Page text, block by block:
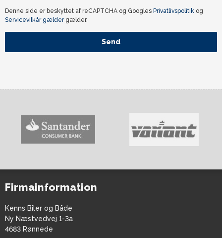
Denne side er beskyttet af reCAPTCHA og Googles Privatlivspolitik og
Servicevilkår gældergælder.
Send
Firmainformation
Kenns Biler og Både
Ny Næstvedvej 1-3a
4683 Rønnede